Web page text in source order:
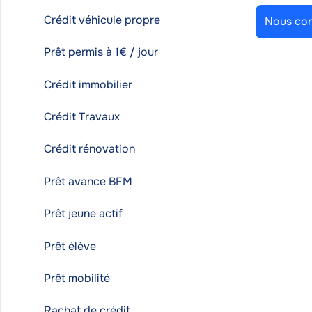
Crédit véhicule propre
Prêt permis à 1€ / jour
Crédit immobilier
Crédit Travaux
Crédit rénovation
Prêt avance BFM
Prêt jeune actif
Prêt élève
Prêt mobilité
Nous